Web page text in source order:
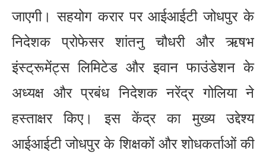
जाएगी। सहयोग करार पर आईआईटी जोधपुर के
निदेशक प्रोफेसर शांतनु चौधरी और ऋषभ
इंस्ट्रूमेंट्स लिमिटेड और इवान फाउंडेशन के
अध्यक्ष और प्रबंध निदेशक नरेंद्र गोलिया ने
हस्ताक्षर किए। इस केंद्र का मुख्य उद्देश्य
आईआईटी जोधपुर के शिक्षकों और शोधकर्ताओं की